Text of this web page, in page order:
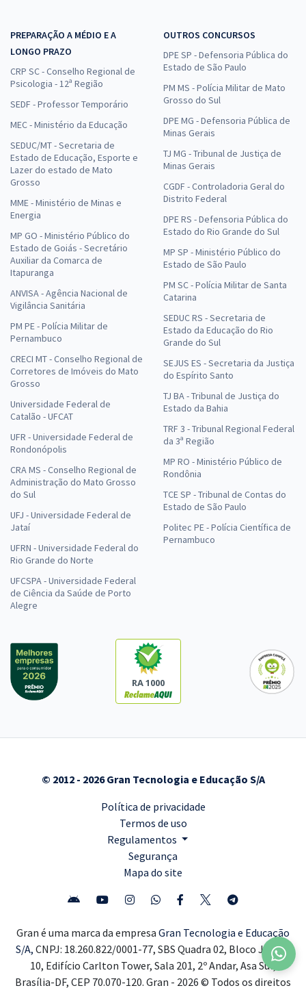
PREPARAÇÃO A MÉDIO E A
LONGO PRAZO
CRP SC - Conselho Regional de
Psicologia - 12ª Região
SEDF - Professor Temporário
MEC - Ministério da Educação
SEDUC/MT - Secretaria de
Estado de Educação, Esporte e
Lazer do estado de Mato
Grosso
MME - Ministério de Minas e
Energia
MP GO - Ministério Público do
Estado de Goiás - Secretário
Auxiliar da Comarca de
Itapuranga
ANVISA - Agência Nacional de
Vigilância Sanitária
PM PE - Polícia Militar de
Pernambuco
CRECI MT - Conselho Regional de
Corretores de Imóveis do Mato
Grosso
Universidade Federal de
Catalão - UFCAT
UFR - Universidade Federal de
Rondonópolis
CRA MS - Conselho Regional de
Administração do Mato Grosso
do Sul
UFJ - Universidade Federal de
Jataí
UFRN - Universidade Federal do
Rio Grande do Norte
UFCSPA - Universidade Federal
de Ciência da Saúde de Porto
Alegre
OUTROS CONCURSOS
DPE SP - Defensoria Pública do
Estado de São Paulo
PM MS - Polícia Militar de Mato
Grosso do Sul
DPE MG - Defensoria Pública de
Minas Gerais
TJ MG - Tribunal de Justiça de
Minas Gerais
CGDF - Controladoria Geral do
Distrito Federal
DPE RS - Defensoria Pública do
Estado do Rio Grande do Sul
MP SP - Ministério Público do
Estado de São Paulo
PM SC - Polícia Militar de Santa
Catarina
SEDUC RS - Secretaria de
Estado da Educação do Rio
Grande do Sul
SEJUS ES - Secretaria da Justiça
do Espírito Santo
TJ BA - Tribunal de Justiça do
Estado da Bahia
TRF 3 - Tribunal Regional Federal
da 3ª Região
MP RO - Ministério Público de
Rondônia
TCE SP - Tribunal de Contas do
Estado de São Paulo
Politec PE - Polícia Científica de
Pernambuco
RA 1000
© 2012 - 2026 Gran Tecnologia e Educação S/A
Política de privacidade
Termos de uso
Regulamentos
Segurança
Mapa do site
Gran é uma marca da empresa Gran Tecnologia e Educação
S/A, CNPJ: 18.260.822/0001-77, SBS Quadra 02, Bloco J, Lote
10, Edifício Carlton Tower, Sala 201, 2º Andar, Asa Sul,
Brasília-DF, CEP 70.070-120. Gran - 2026 © Todos os direitos